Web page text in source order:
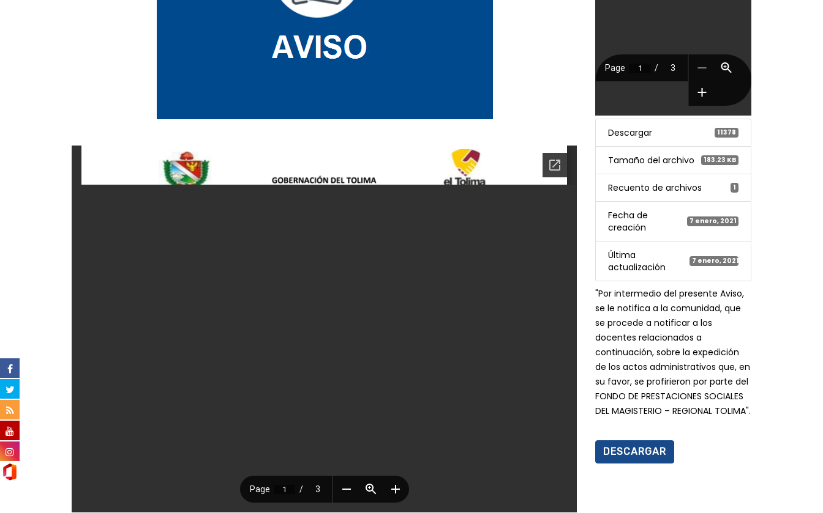
Descargar 11378
Tamaño del archivo 183.23 KB
Recuento de archivos 1
Fecha de
creación
7 enero, 2021
Última
actualización
7 enero, 2021
"Por intermedio del presente Aviso,
se le notifica a la comunidad, que
se procede a notificar a los
docentes relacionados a
continuación, sobre la expedición
de los actos administrativos que, en
su favor, se profirieron por parte del
FONDO DE PRESTACIONES SOCIALES
DEL MAGISTERIO – REGIONAL TOLIMA".
DESCARGAR